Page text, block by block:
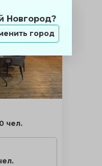
Новгород?
город
чел.